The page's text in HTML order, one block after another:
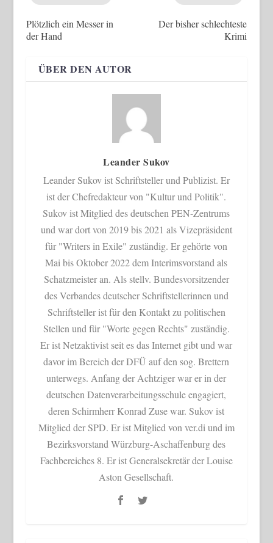
Plötzlich ein Messer in
der Hand
Der bisher schlechteste
Krimi
ÜBER DEN AUTOR
Leander Sukov
Leander Sukov ist Schriftsteller und Publizist. Er
ist der Chefredakteur von "Kultur und Politik".
Sukov ist Mitglied des deutschen PEN-Zentrums
und war dort von 2019 bis 2021 als Vizepräsident
für "Writers in Exile" zuständig. Er gehörte von
Mai bis Oktober 2022 dem Interimsvorstand als
Schatzmeister an. Als stellv. Bundesvorsitzender
des Verbandes deutscher Schriftstellerinnen und
Schriftsteller ist für den Kontakt zu politischen
Stellen und für "Worte gegen Rechts" zuständig.
Er ist Netzaktivist seit es das Internet gibt und war
davor im Bereich der DFÜ auf den sog. Brettern
unterwegs. Anfang der Achtziger war er in der
deutschen Datenverarbeitungsschule engagiert,
deren Schirmherr Konrad Zuse war. Sukov ist
Mitglied der SPD. Er ist Mitglied von ver.di und im
Bezirksvorstand Würzburg-Aschaffenburg des
Fachbereiches 8. Er ist Generalsekretär der Louise
Aston Gesellschaft.